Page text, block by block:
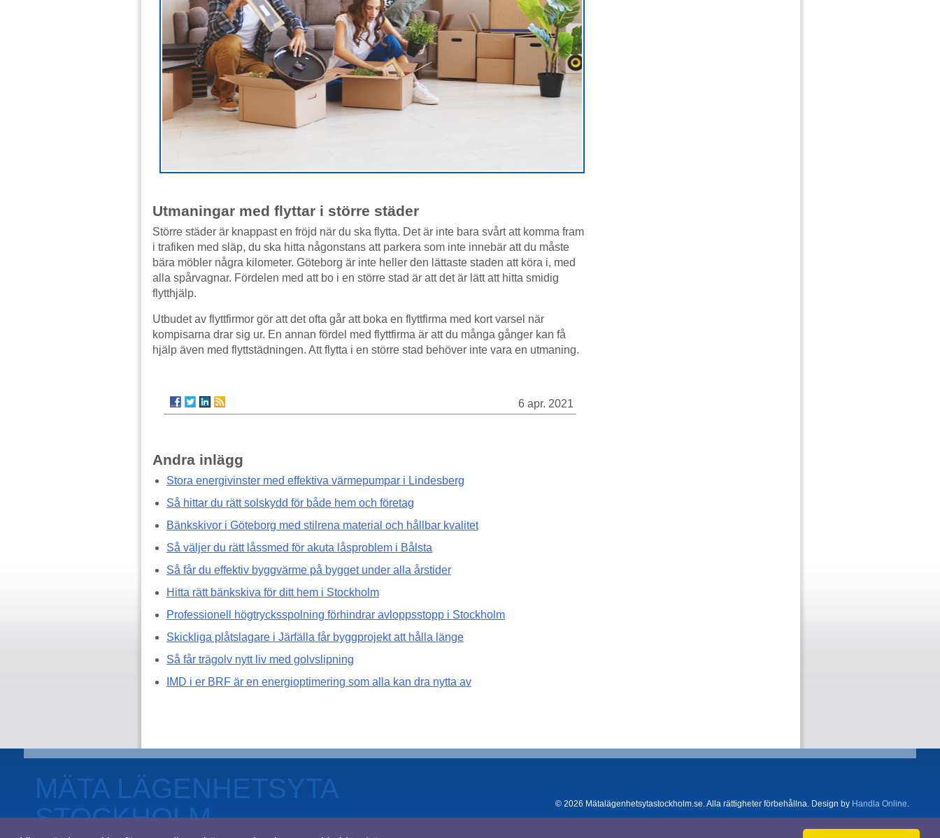
Utmaningar med flyttar i större städer
Större städer är knappast en fröjd när du ska flytta. Det är inte bara svårt att komma fram
i trafiken med släp, du ska hitta någonstans att parkera som inte innebär att du måste
bära möbler några kilometer. Göteborg är inte heller den lättaste staden att köra i, med
alla spårvagnar. Fördelen med att bo i en större stad är att det är lätt att hitta smidig
flytthjälp.
Utbudet av flyttfirmor gör att det ofta går att boka en flyttfirma med kort varsel när
kompisarna drar sig ur. En annan fördel med flyttfirma är att du många gånger kan få
hjälp även med flyttstädningen. Att flytta i en större stad behöver inte vara en utmaning.
6 apr. 2021
Andra inlägg
Stora energivinster med effektiva värmepumpar i Lindesberg
Så hittar du rätt solskydd för både hem och företag
Bänkskivor i Göteborg med stilrena material och hållbar kvalitet
Så väljer du rätt låssmed för akuta låsproblem i Bålsta
Så får du effektiv byggvärme på bygget under alla årstider
Hitta rätt bänkskiva för ditt hem i Stockholm
Professionell högtrycksspolning förhindrar avloppsstopp i Stockholm
Skickliga plåtslagare i Järfälla får byggprojekt att hålla länge
Så får trägolv nytt liv med golvslipning
IMD i er BRF är en energioptimering som alla kan dra nytta av
MÄTA LÄGENHETSYTA
STOCKHOLM
© 2026 Mätalägenhetsytastockholm.se. Alla rättigheter förbehållna. Design by Handla Online.